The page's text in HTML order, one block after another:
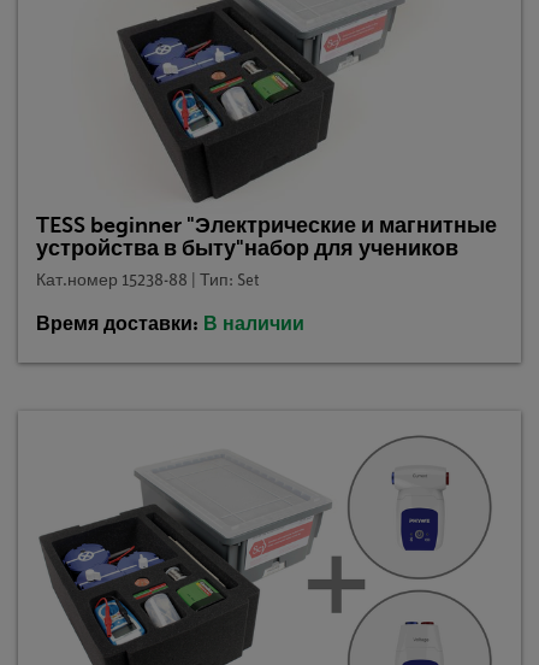
TESS beginner "Электрические и магнитные
устройства в быту"набор для учеников
Кат.номер 15238-88 | Тип: Set
Время доставки: В наличии